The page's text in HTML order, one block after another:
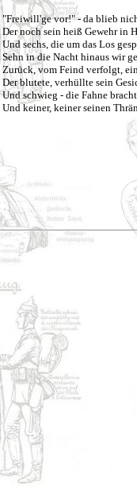
"Freiwill'ge vor!" - da blieb
Der noch sein heiß Gewehr in
Und sechs, die um das Los
Sehn in die Nacht hinaus wir
Zurück, vom Feind verfolgt,
Der blutete, verhüllte sein
Und schwieg - die Fahne
Und keiner, keiner seinen